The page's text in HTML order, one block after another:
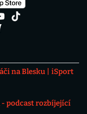
na Blesku
iSport
- podcast rozbíjející